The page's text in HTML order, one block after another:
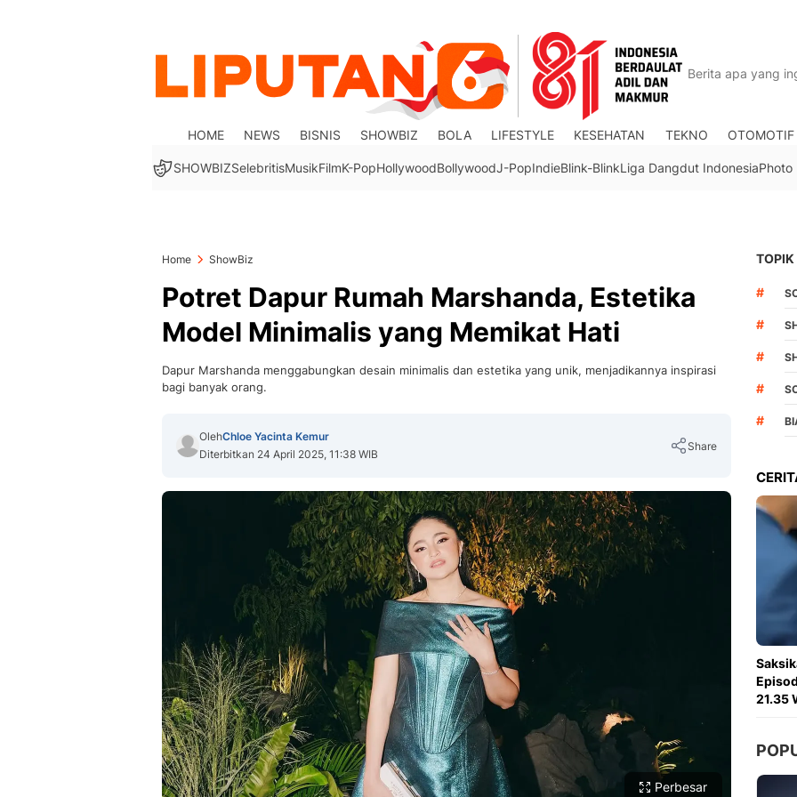
HOME NEWS BISNIS SHOWBIZ BOLA LIFESTYLE KESEHATAN TEKNO OTOMOTIF
SHOWBIZSelebritisMusikFilmK-PopHollywoodBollywoodJ-PopIndieBlink-BlinkLiga Dangdut IndonesiaPhoto
Home ShowBiz
Potret Dapur Rumah Marshanda, Estetika
Model Minimalis yang Memikat Hati
Dapur Marshanda menggabungkan desain minimalis dan estetika yang unik, menjadikannya inspirasi
bagi banyak orang.
OlehChloe Yacinta Kemur
Diterbitkan 24 April 2025, 11:38 WIB
Share
Copy Link
Perbesar
TOPIK
#
#
#
#
#
21.35